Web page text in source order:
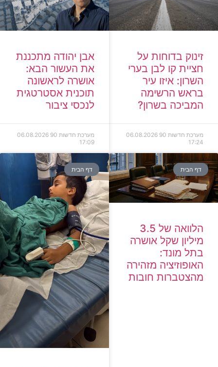
זינוק בדוחות על
חציית קו לבן בערי
השרון: איזו עיר
בראש הרשימה
המביכה בשרון?
מערכת חדשות 90
06.08.2026
17:24
אבן יהודה מתכננת
את העשור הבא:
אושרה לראשונה
תוכנית אסטרטגית
לנכסי ציבור
מערכת חדשות 90
06.08.2026
17:09
דף הבית
הלוואה של 3.5
מיליון שקל אושרה
בתל מונד:
האופוזיציה מזהירה
מהצטברות חובות
דף הבית